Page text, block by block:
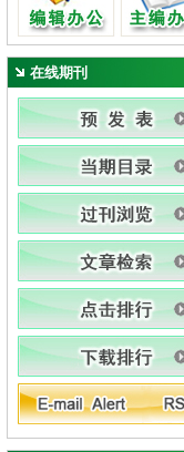
在线期刊